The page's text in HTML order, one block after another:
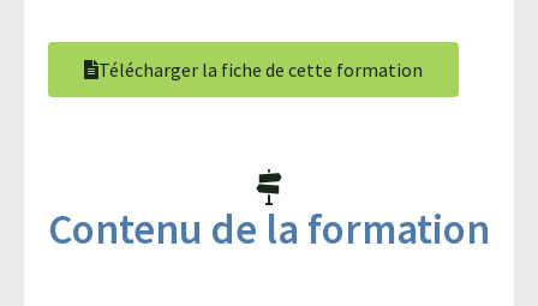
Télécharger la fiche de cette formation
Contenu de la formation